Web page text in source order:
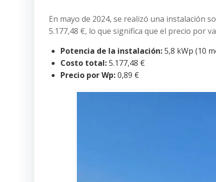
En mayo de 2024, se realizó una instalación
5.177,48 €, lo que significa que el precio por
Potencia de la instalación:5,8 kWp (10
Costo total:5.177,48 €
Precio por Wp:0,89 €